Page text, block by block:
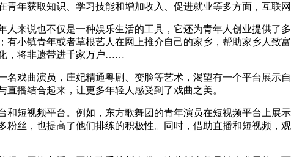
年获取知识、学习技能和增加收入、促进就业等多方面，互联网
人来说也不仅是一种娱乐生活的工具，它还为青年人创业提供了
小镇青年或者草根艺人在网上推介自己的家乡，帮助家乡人致
，将非遗带进千家万户……
戏曲演员，庄妃精通粤剧、变脸等艺术，渴望有一个平台展示
播结合起来，让更多年轻人感受到了戏曲之美。
和短视频平台。例如，东方歌舞团的青年演员在短视频平台上展
粉丝，也提高了他们排练的积极性。同时，借助直播和短视频，